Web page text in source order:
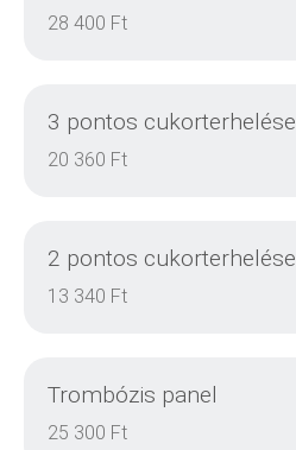
28 400 Ft
3 pontos
20 360 Ft
2 pontos
13 340 Ft
Trombózis panel
25 300 Ft